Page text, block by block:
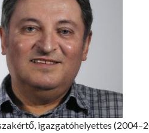
igazgatóhelyettes